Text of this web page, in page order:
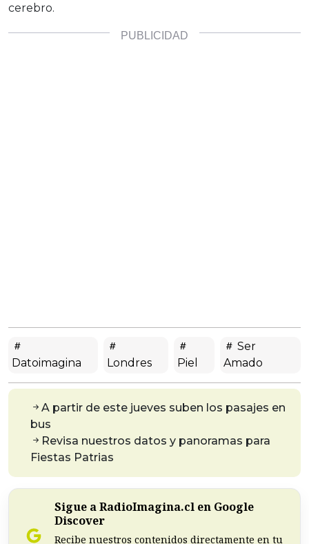
cerebro.
Datoimagina Londres Piel
Ser
Amado
A partir de este jueves suben los pasajes en
bus
Revisa nuestros datos y panoramas para
Fiestas Patrias
Sigue a RadioImagina.cl en Google
Discover
Recibe nuestros contenidos directamente en tu